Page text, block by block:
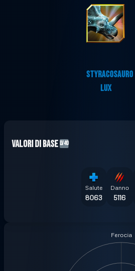
STYRACOSAURO
LUX
Valori di base LV40
Salute
8063
Danno
5116
Ferocia